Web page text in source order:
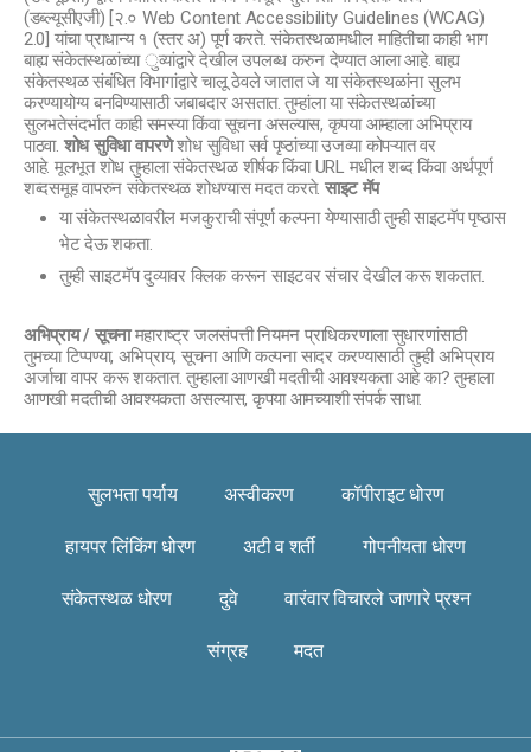
(डब्ल्यूसीएजी) [२.० Web Content Accessibility Guidelines (WCAG)
2.0] यांचा प्राधान्य १ (स्तर अ) पूर्ण करते. संकेतस्थळामधील माहितीचा काही भाग
बाह्य संकेतस्थळांच्या ुव्यांद्वारे देखील उपलब्ध करुन देण्यात आला आहे. बाह्य
संकेतस्थळ संबंधित विभागांद्वारे चालू ठेवले जातात जे या संकेतस्थळांना सुलभ
करण्यायोग्य बनविण्यासाठी जबाबदार असतात. तुम्हांला या संकेतस्थळांच्या
सुलभतेसंदर्भात काही समस्या किंवा सूचना असल्यास, कृपया आम्हाला अभिप्राय
पाठवा. शोध सुविधा वापरणेशोध सुविधा सर्व पृष्ठांच्या उजव्या कोपऱ्यात वर
आहे. मूलभूत शोध तुम्हाला संकेतस्थळ शीर्षक किंवा URL मधील शब्द किंवा अर्थपूर्ण
शब्दसमूह वापरुन संकेतस्थळ शोधण्यास मदत करते. साइट मॅप
या संकेतस्थळावरील मजकुराची संपूर्ण कल्पना येण्यासाठी तुम्ही साइटमॅप पृष्ठास
भेट देऊ शकता.
तुम्ही साइटमॅप दुव्यावर क्लिक करून साइटवर संचार देखील करू शकतात.
अभिप्राय / सूचनामहाराष्ट्र जलसंपत्ती नियमन प्राधिकरणाला सुधारणांसाठी
तुमच्या टिप्पण्या, अभिप्राय, सूचना आणि कल्पना सादर करण्यासाठी तुम्ही अभिप्राय
अर्जाचा वापर करू शकतात. तुम्हाला आणखी मदतीची आवश्यकता आहे का? तुम्हाला
आणखी मदतीची आवश्यकता असल्यास, कृपया आमच्याशी संपर्क साधा.
सुलभता पर्याय अस्वीकरण कॉपीराइट धोरण
हायपर लिंकिंग धोरण अटी व शर्ती गोपनीयता धोरण
संकेतस्थळ धोरण दुवे वारंवार विचारले जाणारे प्रश्न
संग्रह मदत